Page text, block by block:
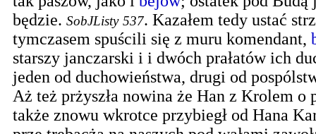
będzie. SobJListy 537. Kazałem tedy ustać
tymczasem spuścili się z muru komendant,
starszy janczarski i i dwóch prałatów ich
jeden od duchowieństwa, drugi od
Aż też prżyszła nowina że Han z Krolem o
także znowu wkrotce przybiegł od Hana